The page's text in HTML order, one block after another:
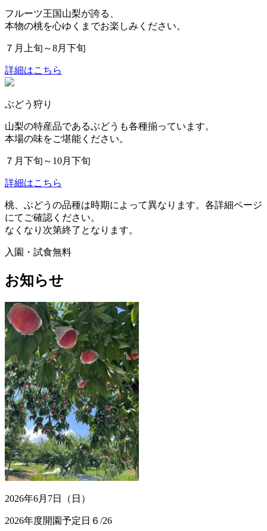
フルーツ王国山梨が誇る、
本物の桃を心ゆくまでお楽しみください。
７月上旬～8月下旬
詳細はこちら
ぶどう狩り
山梨の特産品であるぶどうも各種揃っています。
本場の味をご堪能ください。
７月下旬～10月下旬
詳細はこちら
桃、ぶどうの品種は時期によって異なります。 各詳細ページ
にてご確認ください。
なくなり次第終了となります。
入園・試食無料
お知らせ
2026年6月7日（日）
2026年度開園予定日６/26